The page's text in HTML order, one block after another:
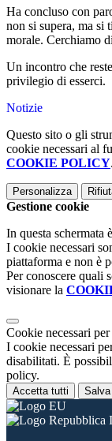
Ha concluso con
non si supera, ma si
morale. Cerchiamo
Un incontro che
privilegio di esserci.
Notizie
Questo sito o gli
cookie necessari al
COOKIE POLICY.
Personalizza
Gestione cookie
In questa schermata
I cookie necessari
piattaforma e non è
Per conoscere quali
visionare la
Cookie necessari
I cookie necessari
disabilitati. È
policy.
Accetta tutti